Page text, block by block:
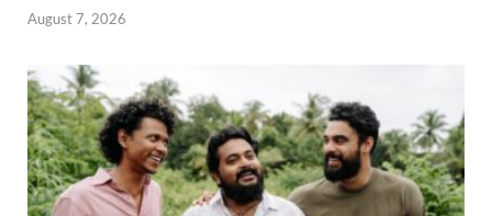
August 7, 2026